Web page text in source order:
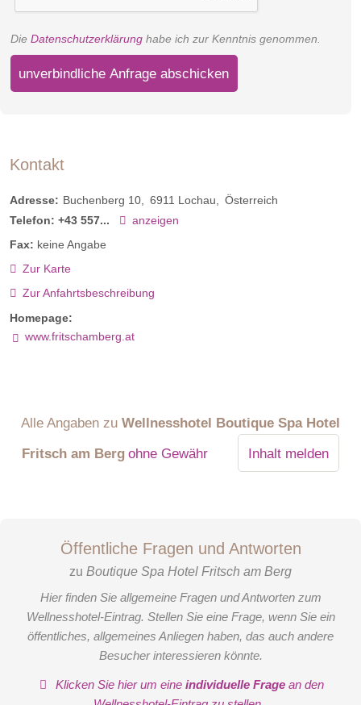
Die Datenschutzerklärung habe ich zur Kenntnis genommen.
unverbindliche Anfrage abschicken
Kontakt
Adresse: Buchenberg 10 6911 Lochau
Österreich
Telefon: +43 557...
anzeigen
Fax: keine Angabe
Zur Karte
Zur Anfahrtsbeschreibung
Homepage:
www.fritschamberg.at
Alle Angaben zu Wellnesshotel Boutique Spa Hotel
Fritsch am Berg ohne Gewähr Inhalt melden
Öffentliche Fragen und Antworten
zu Boutique Spa Hotel Fritsch am Berg
Hier finden Sie allgemeine Fragen und Antworten zum
Wellnesshotel-Eintrag. Stellen Sie eine Frage, wenn Sie ein
öffentliches, allgemeines Anliegen haben, das auch andere
Besucher interessieren könnte.
Klicken Sie hier um eineindividuelle Frage an den